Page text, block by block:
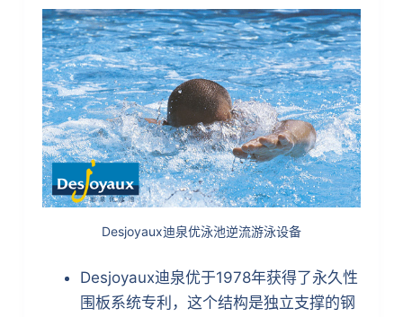
Desjoyaux迪泉优泳池逆流游泳设备
Desjoyaux迪泉优于1978年获得了永久性
围板系统专利，这个结构是独立支撑的钢